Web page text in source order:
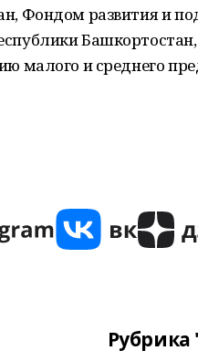
Фондом развития и
малого и среднего